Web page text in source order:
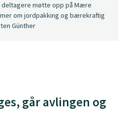
møtte opp på Mære
om jordpakking og bærekraftig
Günther
går avlingen og